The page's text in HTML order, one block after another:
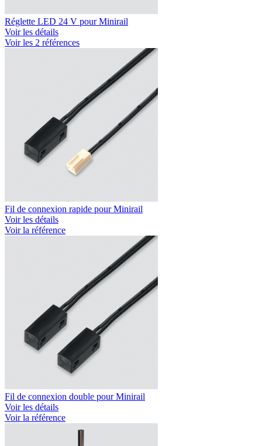
Réglette LED 24 V pour Minirail
Voir les détails
Voir les 2 références
Fil de connexion rapide pour Minirail
Voir les détails
Voir la référence
Fil de connexion double pour Minirail
Voir les détails
Voir la référence